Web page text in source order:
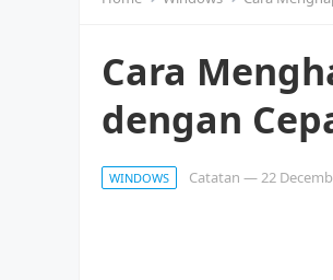
Cara
dengan
WINDOWS Catatan —22